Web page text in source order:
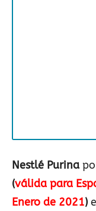
Nestlé Purina
(válida para
Enero de 2021)